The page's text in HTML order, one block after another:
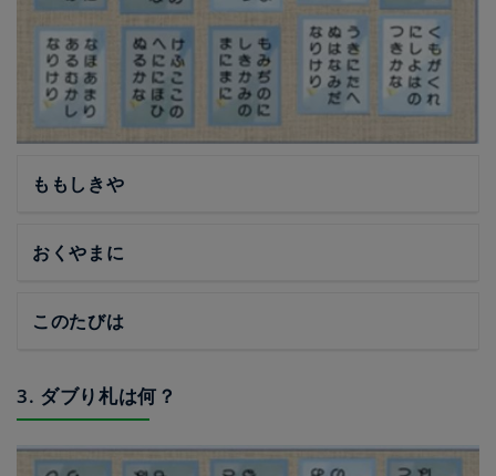
ももしきや
おくやまに
このたびは
3. ダブり札は何？